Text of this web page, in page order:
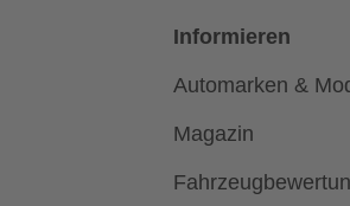
Informieren
Automarken &
Magazin